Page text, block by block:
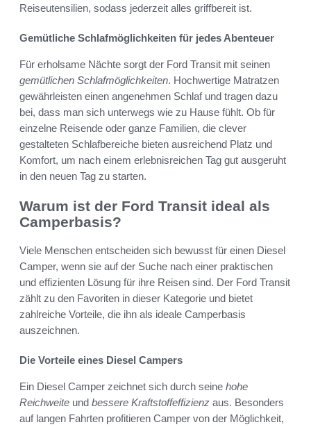
Reiseutensilien, sodass jederzeit alles griffbereit ist.
Gemütliche Schlafmöglichkeiten für jedes Abenteuer
Für erholsame Nächte sorgt der Ford Transit mit seinen
gemütlichen Schlafmöglichkeiten. Hochwertige Matratzen
gewährleisten einen angenehmen Schlaf und tragen dazu
bei, dass man sich unterwegs wie zu Hause fühlt. Ob für
einzelne Reisende oder ganze Familien, die clever
gestalteten Schlafbereiche bieten ausreichend Platz und
Komfort, um nach einem erlebnisreichen Tag gut ausgeruht
in den neuen Tag zu starten.
Warum ist der Ford Transit ideal als
Camperbasis?
Viele Menschen entscheiden sich bewusst für einen Diesel
Camper, wenn sie auf der Suche nach einer praktischen
und effizienten Lösung für ihre Reisen sind. Der Ford Transit
zählt zu den Favoriten in dieser Kategorie und bietet
zahlreiche Vorteile, die ihn als ideale Camperbasis
auszeichnen.
Die Vorteile eines Diesel Campers
Ein Diesel Camper zeichnet sich durch seine hohe
Reichweite und bessere Kraftstoffeffizienz aus. Besonders
auf langen Fahrten profitieren Camper von der Möglichkeit,